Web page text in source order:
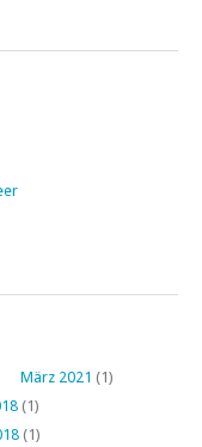
März 2021 (1)
(1)
(1)